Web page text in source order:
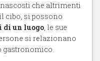
che altrimenti
cibo, si possono
un luogo, le sue
si relazionano
gastronomico.